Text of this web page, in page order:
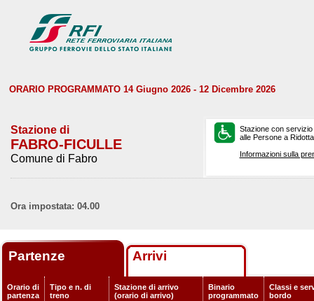
ORARIO PROGRAMMATO 14 Giugno 2026 - 12 Dicembre 2026
Stazione di
FABRO-FICULLE
Comune di Fabro
Stazione con
alle Persone a
Informazioni sulla
Ora impostata: 04.00
Partenze Arrivi
Orario di
partenza
Tipo e n. di
treno
Stazione di arrivo
(orario di arrivo)
Binario
programmato
Classi e
bordo